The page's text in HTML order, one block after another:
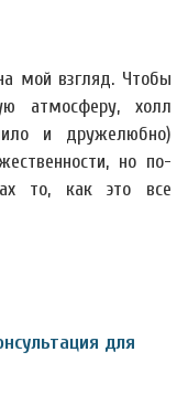
мой взгляд. Чтобы
атмосферу, холл
и дружелюбно)
но по-
то, как это все
для